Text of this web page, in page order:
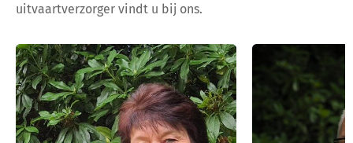
uitvaartverzorger vindt u bij ons.